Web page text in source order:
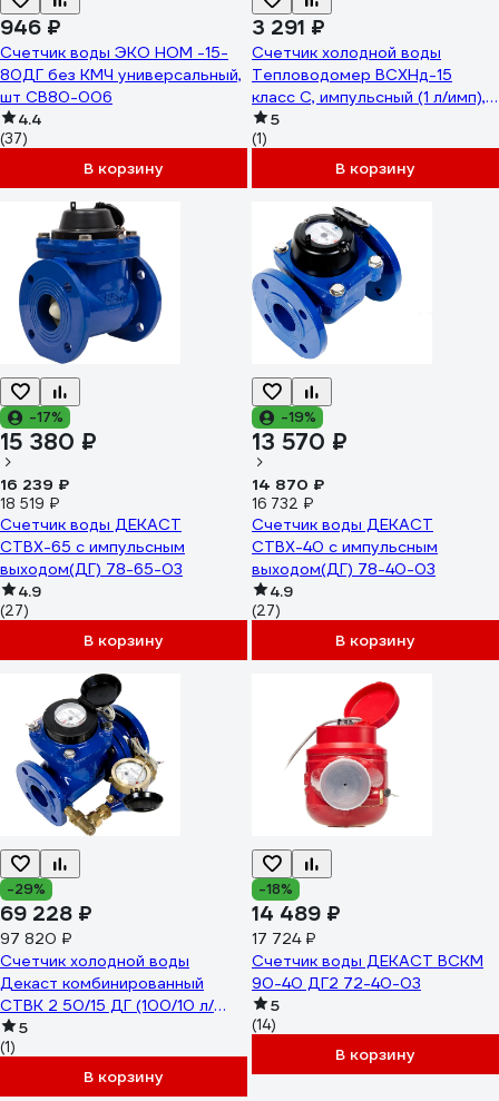
946 ₽
Счетчик воды ЭКО НОМ -15-
80ДГ без КМЧ универсальный,
шт СВ80-006
4.4
(37)
В корзину
3 291 ₽
Счетчик холодной воды
Тепловодомер ВСХНд-15
класс С, импульсный (1 л/имп),
без КМЧ R111-015-223-C54
5
(1)
В корзину
-17%
15 380 ₽
16 239 ₽
18 519 ₽
Счетчик воды ДЕКАСТ
СТВХ-65 с импульсным
выходом(ДГ) 78-65-03
4.9
(27)
В корзину
-19%
13 570 ₽
14 870 ₽
16 732 ₽
Счетчик воды ДЕКАСТ
СТВХ-40 с импульсным
выходом(ДГ) 78-40-03
4.9
(27)
В корзину
-29%
69 228 ₽
97 820 ₽
Счетчик холодной воды
Декаст комбинированный
СТВК 2 50/15 ДГ (100/10 л/
имп) 10-50-464
5
(1)
В корзину
-18%
14 489 ₽
17 724 ₽
Счетчик воды ДЕКАСТ ВСКМ
90-40 ДГ2 72-40-03
5
(14)
В корзину